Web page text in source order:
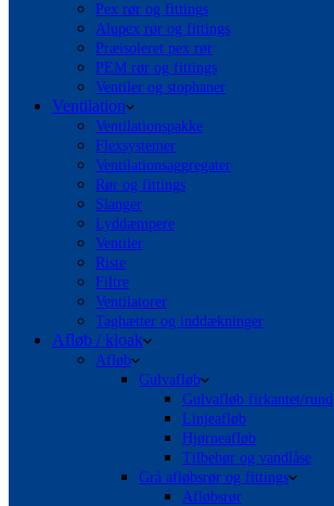
Pex rør og fittings
Alupex rør og fittings
Præisoleret pex rør
PEM rør og fittings
Ventiler og stophaner
Ventilation
Ventilationspakke
Flexsystemer
Ventilationsaggregater
Rør og fittings
Slanger
Lyddæmpere
Ventiler
Riste
Filtre
Ventilatorer
Taghætter og inddækninger
Afløb / kloak
Afløb
Gulvafløb
Gulvafløb firkantet/rund
Linjeafløb
Hjørneafløb
Tilbehør og vandlåse
Grå afløbsrør og fittings
Afløbsrør